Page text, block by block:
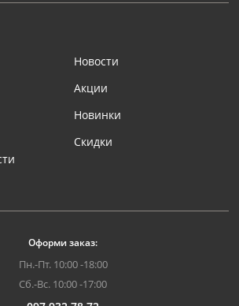
Новости
Акции
Новинки
Скидки
Оформи заказ:
Пн.-Пт. 10:00 -18:00
Сб.-Вс. 10:00 -17:00